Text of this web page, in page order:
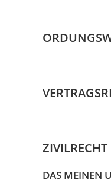
ZIVILRECHT
DAS MEINEN